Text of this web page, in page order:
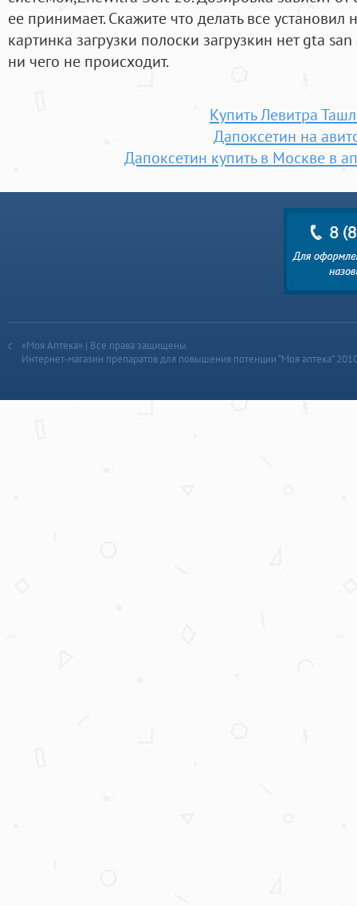
ее принимает. Скажите что делать все
картинка загрузки полоски загрузкин нет gta
ни чего не происходит.
Купить Левитра
Дапоксетин на
Дапоксетин купить в Москве в
«Моя Аптека» | Все права защищены
Интернет-магазин препаратов для повышения потенции “Моя аптека”